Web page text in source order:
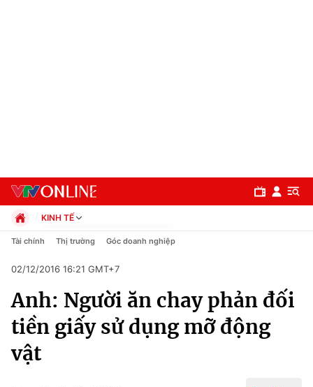
Chuyên mục
Chính trị
Xã hội
KINH TẾ
Chính trị
Pháp luật
Kinh tế
Thể thao
Truyền hình
Tài chính Thị trường Góc doanh nghiệp
02/12/2016 16:21 GMT+7
Anh: Người ăn chay phản đối
tiền giấy sử dụng mỡ động
vật